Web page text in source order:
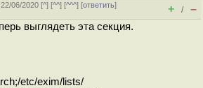
06/2020 [^] [^^] [^^^] [ответить]
+ / –
выглядеть эта секция.
etc/exim/lists/